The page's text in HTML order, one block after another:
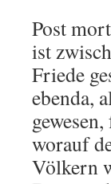
Post
ist
Friede
ebenda,
worauf
Völkern